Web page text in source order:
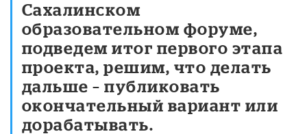
Сахалинском
образовательном форуме,
подведем итог первого этапа
проекта, решим, что делать
дальше – публиковать
окончательный вариант или
дорабатывать.